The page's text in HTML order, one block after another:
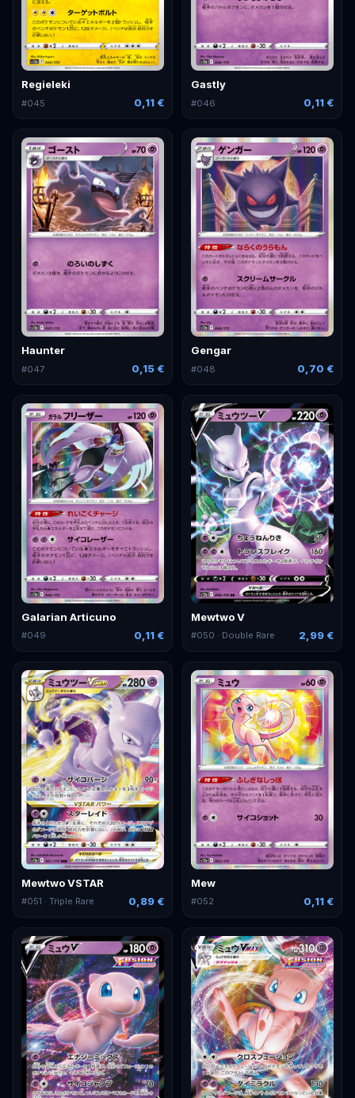
Regieleki
#045 0,11 €
Gastly
#046 0,11 €
Haunter
#047 0,15 €
Gengar
#048 0,70 €
Galarian Articuno
#049 0,11 €
Mewtwo V
#050 · Double Rare 2,99 €
Mewtwo VSTAR
#051 · Triple Rare 0,89 €
Mew
#052 0,11 €